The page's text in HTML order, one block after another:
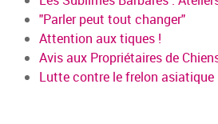
"Parler peut tout changer"
Attention aux tiques !
Avis aux Propriétaires de
Lutte contre le frelon asiatique